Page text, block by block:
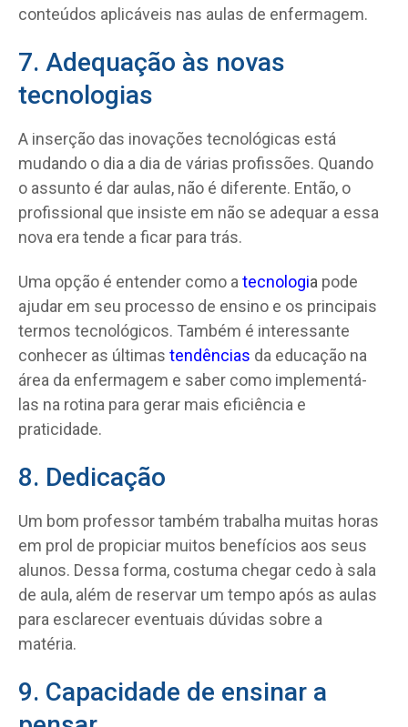
conteúdos aplicáveis nas aulas de enfermagem.
7. Adequação às novas
tecnologias
A inserção das inovações tecnológicas está
mudando o dia a dia de várias profissões. Quando
o assunto é dar aulas, não é diferente. Então, o
profissional que insiste em não se adequar a essa
nova era tende a ficar para trás.
Uma opção é entender como a tecnologia pode
ajudar em seu processo de ensino e os principais
termos tecnológicos. Também é interessante
conhecer as últimas tendências da educação na
área da enfermagem e saber como implementá-
las na rotina para gerar mais eficiência e
praticidade.
8. Dedicação
Um bom professor também trabalha muitas horas
em prol de propiciar muitos benefícios aos seus
alunos. Dessa forma, costuma chegar cedo à sala
de aula, além de reservar um tempo após as aulas
para esclarecer eventuais dúvidas sobre a
matéria.
9. Capacidade de ensinar a